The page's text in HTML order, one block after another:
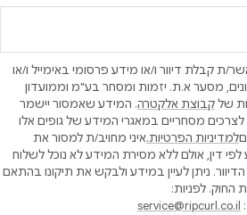
ת קבלת דיוור ו/או מידע פרסומי באימייל ו/או
מסער א.ת. יזמות ומסחר בע"מ וממועדון
שלקבוצת אלקטרה. המידע שאמסור יישמר
לצרכים מסחריים במאגרי המידע של גופים אלו
למדיניות הפרטיות.איני מחויב/ת למסור את
דין, אולם ללא מסירת המידע לא נוכל לשלוח
ניתן לעיין במידע ולבקש את תיקונו בהתאם
החוק. לפניות:
service@ripcurl.co.il